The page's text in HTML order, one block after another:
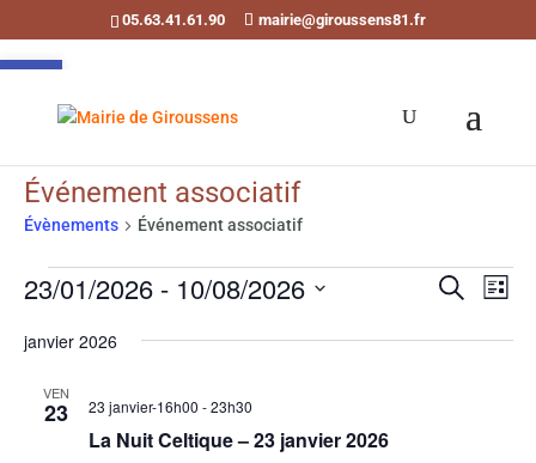
05.63.41.61.90 mairie@giroussens81.fr
Événement associatif
Évènements Événement associatif
Évènements
et
Recherche
de
vues
Liste
23/01/2026 - 10/08/2026
une
janvier 2026
VEN
23
La Nuit Celtique – 23 janvier 2026
23 janvier-16h00 -23h30
Ouvrir la barre d’outils